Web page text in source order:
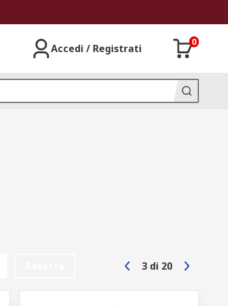
Accedi / Registrati
0
3 di 20